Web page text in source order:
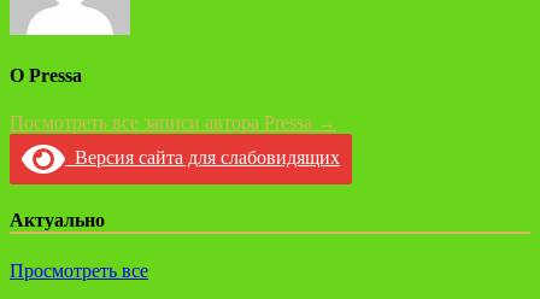
О Pressa
Посмотреть все записи автора Pressa →
Версия сайта для слабовидящих
Актуально
Просмотреть все